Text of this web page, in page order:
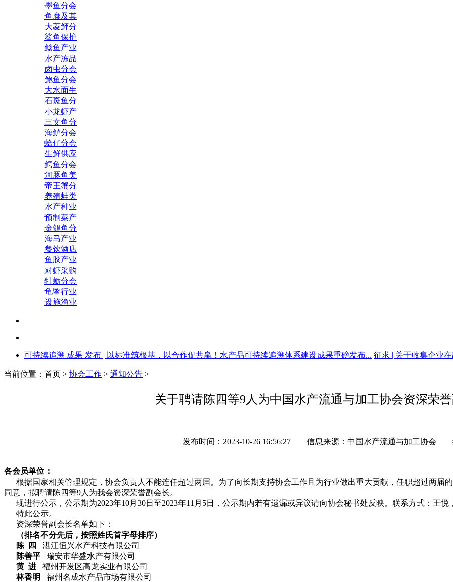
墨鱼分会
鱼糜及其
大菱鲆分
鲨鱼保护
鲶鱼产业
水产冻品
卤虫分会
鲍鱼分会
大水面生
石斑鱼分
小龙虾产
三文鱼分
海鲈分会
蛤仔分会
生鲜供应
鳄鱼分会
河豚鱼美
帝王蟹分
养殖蛙类
水产种业
预制菜产
金鲳鱼分
海马产业
餐饮酒店
鱼胶产业
对虾采购
牡蛎分会
龟鳖行业
设施渔业
可持续追溯 成果 发布 | 以标准筑根基，以合作促共赢！水产品可持续追溯体系建设成果重磅发布... 征求 | 关于收集企业
当前位置：首页 > 协会工作 > 通知公告 >
关于聘请陈四等9人为中国水产流通与加工协会资深荣
发布时间：2023-10-26 16:56:27 信息来源：中国水产流通与加工协会
各会员单位：
根据国家相关管理规定，协会负责人不能连任超过两届。为了向长期支持协会工作且为行业做出重大贡献，任职超过两届
同意，拟聘请陈四等9人为我会资深荣誉副会长。
现进行公示，公示期为2023年10月30日至2023年11月5日，公示期内若有遗漏或异议请向协会秘书处反映。联系方式：王悦
特此公示。
资深荣誉副会长名单如下：
（排名不分先后，按照姓氏首字母排序）
陈 四
湛江恒兴水产科技有限公司
陈善平 瑞安市华盛水产有限公司
黄 进 福州开发区高龙实业有限公司
林香明
福州名成水产品市场有限公司